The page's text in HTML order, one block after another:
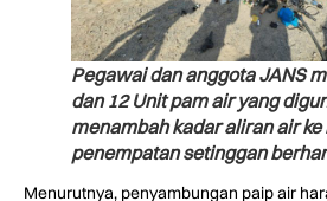
Pegawai dan anggota JANS
dan 12 Unit pam air yang
menambah kadar aliran air
penempatan setinggan
Menurutnya, penyambungan paip air